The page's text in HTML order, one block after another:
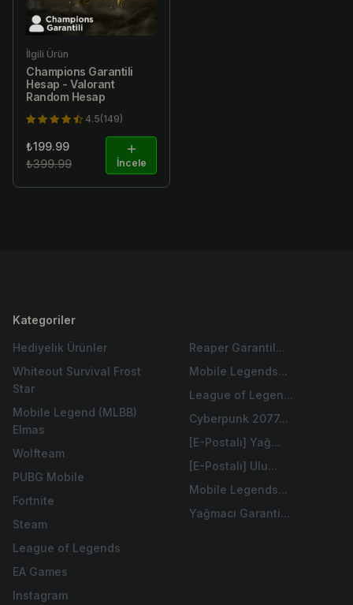
İlgili Ürün
Champions Garantili
Hesap - Valorant
Random Hesap
4.5(149)
₺199.99
₺399.99
İncele
Kategoriler
Hediyelik Ürünler
Whiteout Survival Frost
Star
Mobile Legend (MLBB)
Elmas
Wolfteam
PUBG Mobile
Fortnite
Steam
League of Legends
EA Games
Instagram
Reaper Garantil...
Mobile Legends...
League of Legen...
Cyberpunk 2077...
[E-Postalı] Yağ...
[E-Postalı] Ulu...
Mobile Legends...
Yağmacı Garanti...